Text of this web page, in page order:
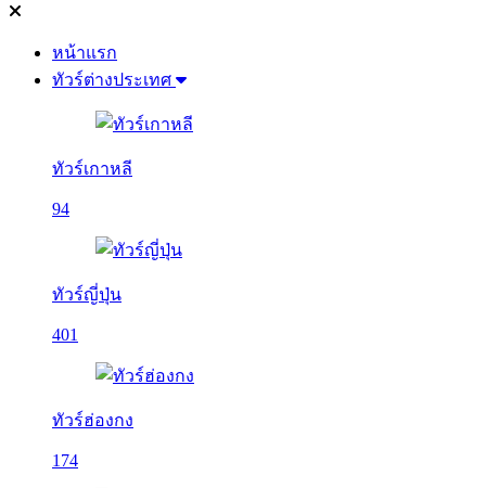
หน้าแรก
ทัวร์ต่างประเทศ
ทัวร์เกาหลี
94
ทัวร์ญี่ปุ่น
401
ทัวร์ฮ่องกง
174